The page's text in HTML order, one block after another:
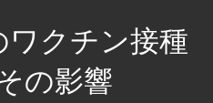
クチン接種
の影響